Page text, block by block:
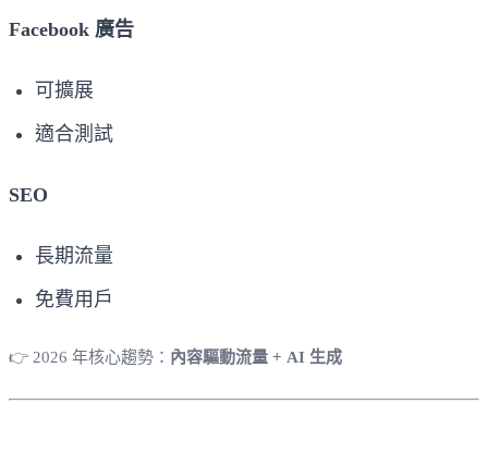
Facebook 廣告
可擴展
適合測試
SEO
長期流量
免費用戶
👉 2026 年核心趨勢： 內容驅動流量 + AI 生成